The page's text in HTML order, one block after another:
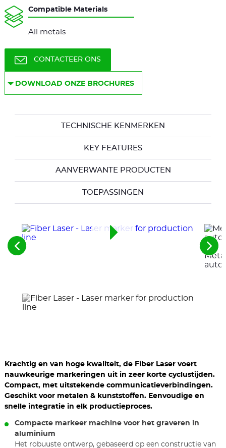
Compatible Materials
All metals
CONTACTEER ONS
DOWNLOAD ONZE BROCHURES
TECHNISCHE KENMERKEN
KEY FEATURES
AANVERWANTE PRODUCTEN
TOEPASSINGEN
Zie
de
Zie
de
Krachtig en van hoge kwaliteit, de Fiber Laser voert
nauwkeurige markeringen uit in zeer korte cyclustijden.
Compact, met uitstekende communicatieverbindingen.
Geschikt voor metalen & kunststoffen. Eenvoudige en
snelle integratie in elk productieproces.
Compacte markeer machine voor het graveren in
aluminium
Het robuuste ontwerp, gebaseerd op een constructie van